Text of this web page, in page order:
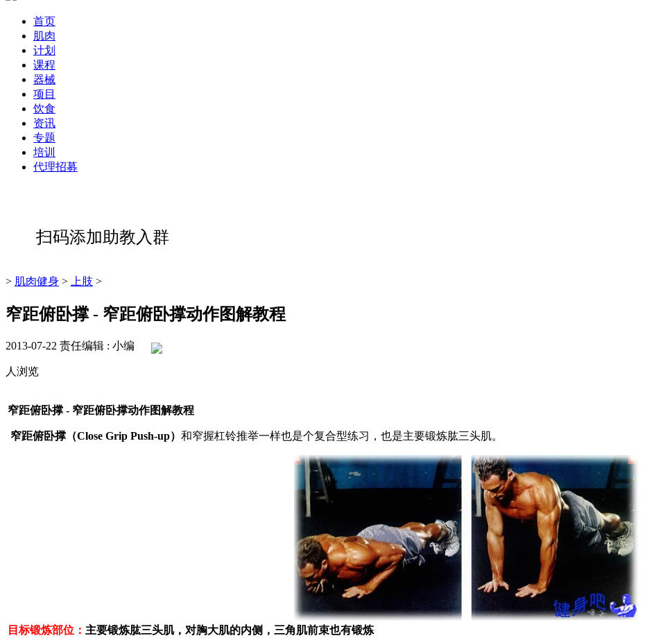
首页
肌肉
计划
课程
器械
项目
饮食
资讯
专题
培训
代理招募
扫码添加助教入群
> 肌肉健身 > 上肢 >
窄距俯卧撑 - 窄距俯卧撑动作图解教程
2013-07-22 责任编辑 : 小编
人浏览
窄距俯卧撑 - 窄距俯卧撑动作图解教程
窄距俯卧撑（Close Grip Push-up） 和窄握杠铃推举一样也是个复合型练习，也是主要锻炼肱三头肌。
目标锻炼部位： 主要锻炼肱三头肌，对胸大肌的内侧，三角肌前束也有锻炼